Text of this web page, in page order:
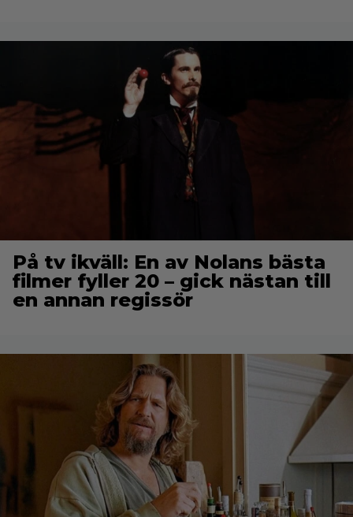
På tv ikväll: En av Nolans bästa
filmer fyller 20 – gick nästan till
en annan regissör